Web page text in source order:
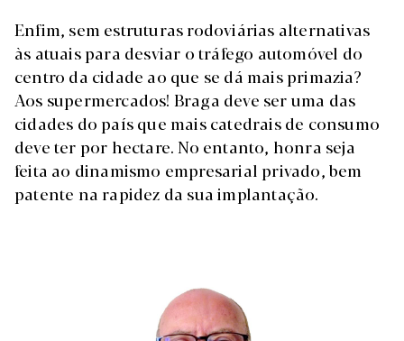
Enfim, sem estruturas rodoviárias alternativas
às atuais para desviar o tráfego automóvel do
centro da cidade ao que se dá mais primazia?
Aos supermercados! Braga deve ser uma das
cidades do país que mais catedrais de consumo
deve ter por hectare. No entanto, honra seja
feita ao dinamismo empresarial privado, bem
patente na rapidez da sua implantação.